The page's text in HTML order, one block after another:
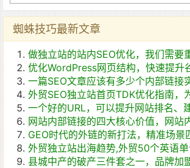
蜘蛛技巧最新文章
做独立站的站内SEO优化，我们需要
优化WordPress网页结构，快速提升
一篇SEO文章应该有多少个内部链接
外贸SEO独立站首页TDK优化指南，
一个好的URL，可以提升网站排名、
网站内部链接的四大核心价值，网站
GEO时代的外链的新打法，精准场景
外贸独立站出海趋势,外贸50个英语
县城中产的破产三件套之一，品牌加